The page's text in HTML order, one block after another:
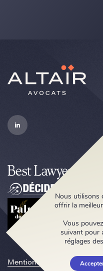
Mentions légales
Nous utilisons
offrir la
Vous
suivant pour
réglages